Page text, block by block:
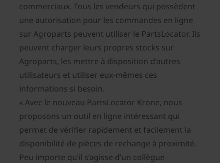
commerciaux. Tous les vendeurs qui possèdent
une autorisation pour les commandes en ligne
sur Agroparts peuvent utiliser le PartsLocator. Ils
peuvent charger leurs propres stocks sur
Agroparts, les mettre à disposition d’autres
utilisateurs et utiliser eux-mêmes ces
informations si besoin.
« Avec le nouveau PartsLocator Krone, nous
proposons un outil en ligne intéressant qui
permet de vérifier rapidement et facilement la
disponibilité de pièces de rechange à proximité.
Peu importe qu’il s’agisse d’un collègue